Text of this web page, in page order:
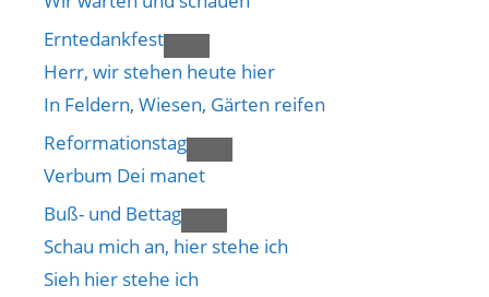
Erntedankfest
Herr, wir stehen heute hier
In Feldern, Wiesen, Gärten reifen
Reformationstag
Verbum Dei manet
Buß- und Bettag
Schau mich an, hier stehe ich
Sieh hier stehe ich